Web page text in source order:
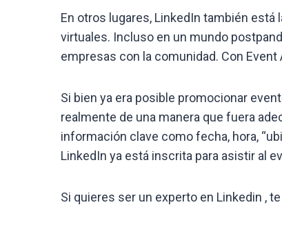
En otros lugares, LinkedIn también
virtuales. Incluso en un mundo
empresas con la comunidad. Con
Si bien ya era posible promocionar
realmente de una manera que fuera
información clave como fecha, hora,
LinkedIn ya está inscrita para asistir al
Si quieres ser un experto en Linkedin ,